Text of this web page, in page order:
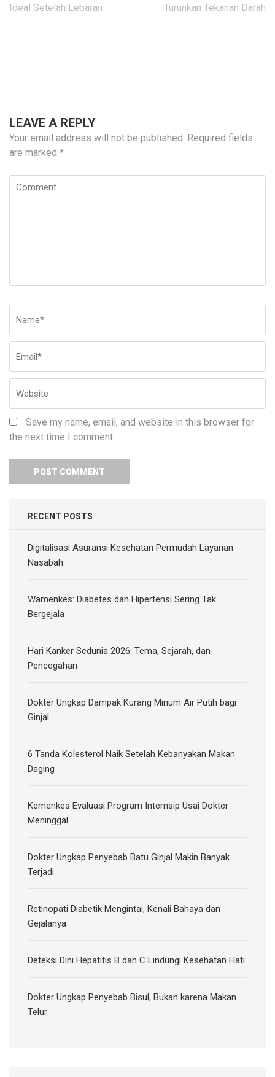
navigation
Ideal Setelah Lebaran Turunkan Tekanan Darah
LEAVE A REPLY
Your email address will not be published. Required fields
are marked *
Comment
Save my name, email, and website in this browser for
the next time I comment.
RECENT POSTS
Digitalisasi Asuransi Kesehatan Permudah Layanan
Nasabah
Wamenkes: Diabetes dan Hipertensi Sering Tak
Bergejala
Hari Kanker Sedunia 2026: Tema, Sejarah, dan
Pencegahan
Dokter Ungkap Dampak Kurang Minum Air Putih bagi
Ginjal
6 Tanda Kolesterol Naik Setelah Kebanyakan Makan
Daging
Kemenkes Evaluasi Program Internsip Usai Dokter
Meninggal
Dokter Ungkap Penyebab Batu Ginjal Makin Banyak
Terjadi
Retinopati Diabetik Mengintai, Kenali Bahaya dan
Gejalanya
Deteksi Dini Hepatitis B dan C Lindungi Kesehatan Hati
Dokter Ungkap Penyebab Bisul, Bukan karena Makan
Telur